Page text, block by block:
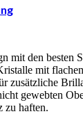
mit den besten
mit
zusätzliche
gewebten
zu haften.